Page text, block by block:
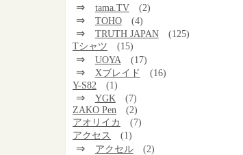
⇒ tama.TV (2)
⇒ TOHO (4)
⇒ TRUTH JAPAN
(125)
Tシャツ
(15)
⇒ UOYA (17)
⇒ Xブレイド
(16)
Y-S82
(1)
⇒ YGK
(7)
ZAKO Pen
(2)
アオリイカ
(7)
アクセス
(1)
⇒ アクセル
(2)